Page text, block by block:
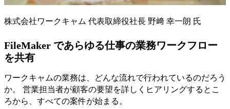
株式会社ワークキャム 代表取締役社長 野﨑 幸一朗 氏
FileMaker であらゆる仕事の業務ワークフロー
を共有
ワークキャムの業務は、どんな流れで行われているのだろう
か。 営業担当者が顧客の要望を詳しくヒアリングするとこ
ろから、すべての案件が始まる。